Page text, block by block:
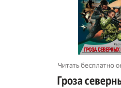
Читать бесплатно
Гроза